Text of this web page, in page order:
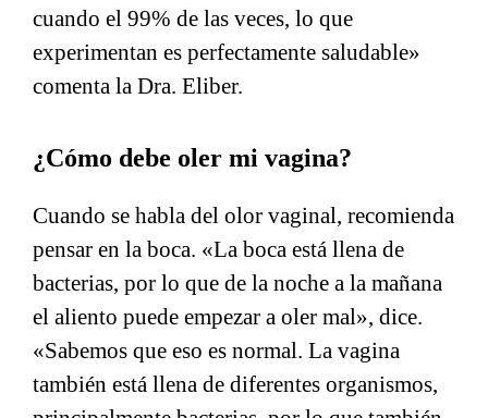
cuando el 99% de las veces, lo que
experimentan es perfectamente saludable»
comenta la Dra. Eliber.
¿Cómo debe oler mi vagina?
Cuando se habla del olor vaginal, recomienda
pensar en la boca. «La boca está llena de
bacterias, por lo que de la noche a la mañana
el aliento puede empezar a oler mal», dice.
«Sabemos que eso es normal. La vagina
también está llena de diferentes organismos,